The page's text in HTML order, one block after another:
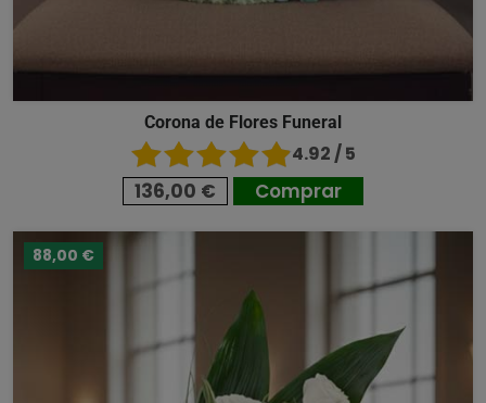
Corona de Flores Funeral
4.92 / 5
136,00 € Comprar
88,00 €